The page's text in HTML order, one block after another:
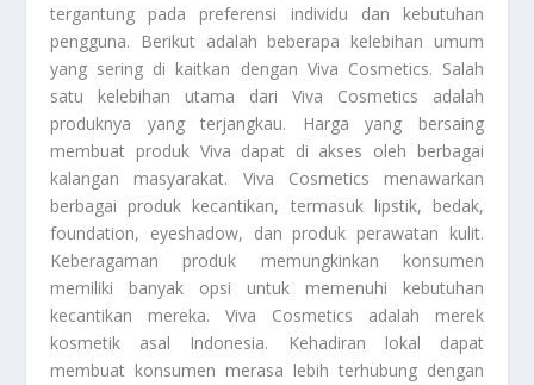
tergantung pada preferensi individu dan kebutuhan
pengguna. Berikut adalah beberapa kelebihan umum
yang sering di kaitkan dengan Viva Cosmetics. Salah
satu kelebihan utama dari Viva Cosmetics adalah
produknya yang terjangkau. Harga yang bersaing
membuat produk Viva dapat di akses oleh berbagai
kalangan masyarakat. Viva Cosmetics menawarkan
berbagai produk kecantikan, termasuk lipstik, bedak,
foundation, eyeshadow, dan produk perawatan kulit.
Keberagaman produk memungkinkan konsumen
memiliki banyak opsi untuk memenuhi kebutuhan
kecantikan mereka. Viva Cosmetics adalah merek
kosmetik asal Indonesia. Kehadiran lokal dapat
membuat konsumen merasa lebih terhubung dengan